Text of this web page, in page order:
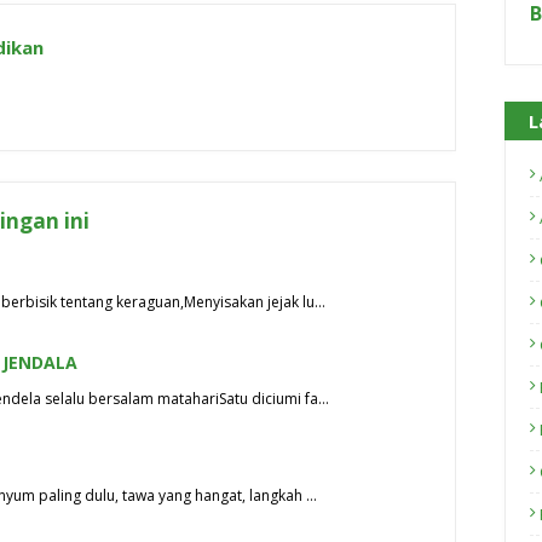
ini
tentang keraguan,Menyisakan jejak lu…
selalu bersalam matahariSatu diciumi fa…
paling dulu, tawa yang hangat, langkah …